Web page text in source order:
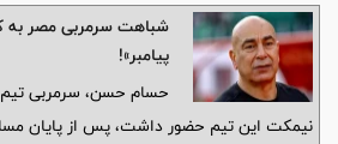
شباهت سرمربی مصر به
پیامبر»!
حسام حسن، سرمربی
نیمکت این تیم حضور داشت، پس از پایان